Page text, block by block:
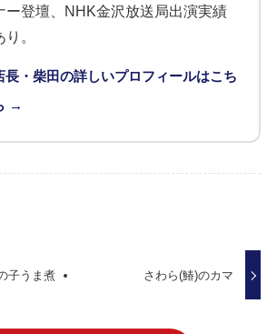
ー登壇、NHK金沢放送局出演実績
り。
長・柴田の詳しいプロフィールはこち
→
子うま煮 さわら(鰆)のカマ